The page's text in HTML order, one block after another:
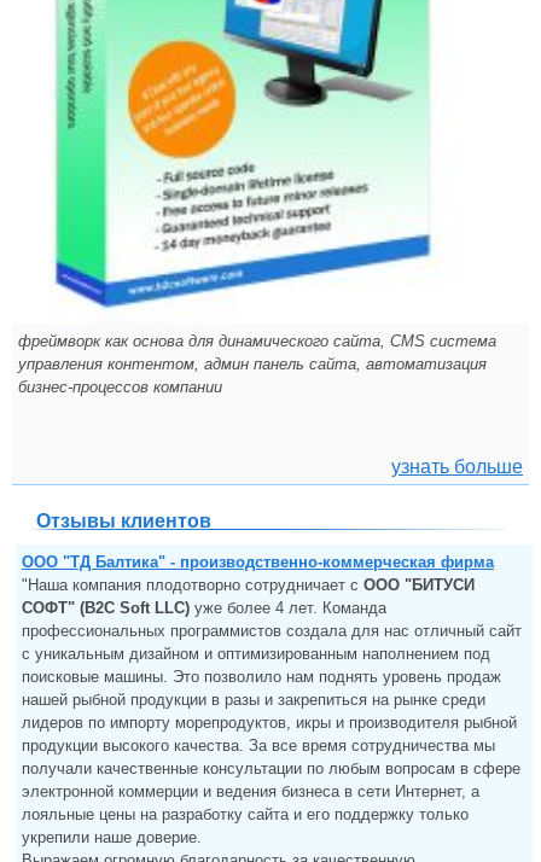
фреймворк как основа для динамического сайта, CMS система
управления контентом, админ панель сайта, автоматизация
бизнес-процессов компании
узнать больше
Отзывы клиентов
ООО "ТД Балтика" - производственно-коммерческая фирма
"Наша компания плодотворно сотрудничает с ООО "БИТУСИ
СОФТ" (B2C Soft LLC) уже более 4 лет. Команда
профессиональных программистов создала для нас отличный сайт
с уникальным дизайном и оптимизированным наполнением под
поисковые машины. Это позволило нам поднять уровень продаж
нашей рыбной продукции в разы и закрепиться на рынке среди
лидеров по импорту морепродуктов, икры и производителя рыбной
продукции высокого качества. За все время сотрудничества мы
получали качественные консультации по любым вопросам в сфере
электронной коммерции и ведения бизнеса в сети Интернет, а
лояльные цены на разработку сайта и его поддержку только
укрепили наше доверие.